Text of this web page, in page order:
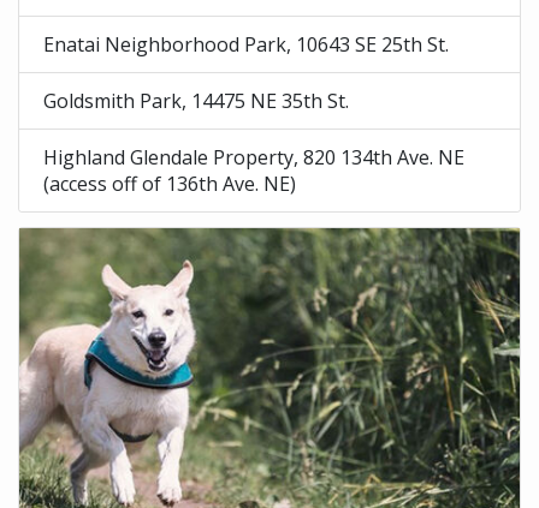
Enatai Neighborhood Park, 10643 SE 25th St.
Goldsmith Park, 14475 NE 35th St.
Highland Glendale Property, 820 134th Ave. NE
(access off of 136th Ave. NE)